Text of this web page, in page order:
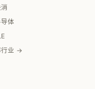
体
行业 →